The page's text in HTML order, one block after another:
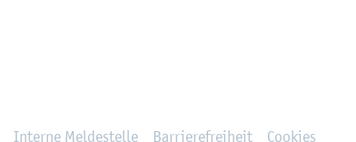
In­ter­ne Mel­de­stel­le Bar­rie­re­frei­heit Coo­kies